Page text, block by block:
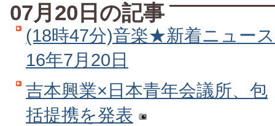
07月20日の記事
(18時47分)音楽★新着ニュース
16年7月20日
吉本興業×日本青年会議所、包
括提携を発表